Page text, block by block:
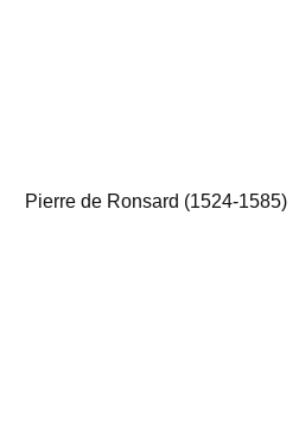
Pierre de Ronsard (1524-1585)